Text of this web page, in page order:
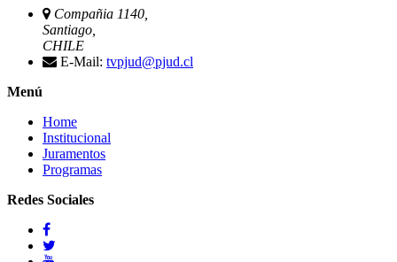
Compañia 1140,
Santiago,
CHILE
E-Mail: tvpjud@pjud.cl
Menú
Home
Institucional
Juramentos
Programas
Redes Sociales